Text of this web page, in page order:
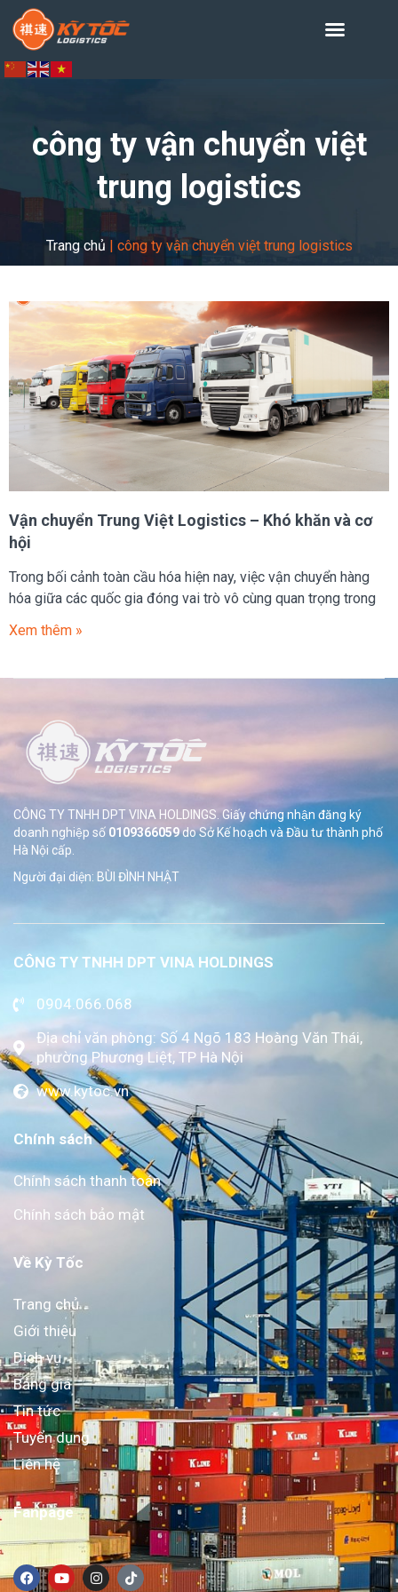
công ty vận chuyển việt
trung logistics
Trang chủ | công ty vận chuyển việt trung logistics
Vận chuyển Trung Việt Logistics – Khó khăn và cơ
hội
Trong bối cảnh toàn cầu hóa hiện nay, việc vận chuyển hàng
hóa giữa các quốc gia đóng vai trò vô cùng quan trọng trong
Xem thêm »
CÔNG TY TNHH DPT VINA HOLDINGS. Giấy chứng nhận đăng ký
doanh nghiệp số 0109366059do SởKế hoạch và Đầu tư thành phố
Hà Nội cấp.
Người đại diện: BÙI ĐÌNH NHẬT
CÔNG TY TNHH DPT VINA HOLDINGS
0904.066.068
Địa chỉ văn phòng: Số 4 Ngõ 183 Hoàng Văn Thái,
phường Phương Liệt, TP Hà Nội
www.kytoc.vn
Chính sách
Chính sách thanh toán
Chính sách bảo mật
Về Kỳ Tốc
Trang chủ
Giới thiệu
Dịch vụ
Bảng giá
Tin tức
Tuyển dụng
Liên hệ
Fanpage